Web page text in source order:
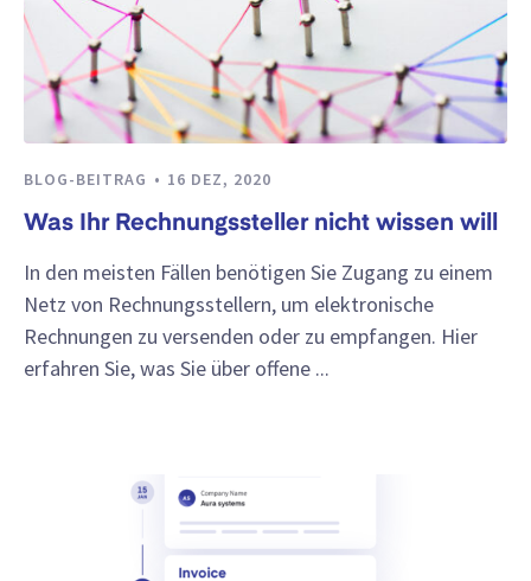
BLOG-BEITRAG 16 DEZ, 2020
Was Ihr Rechnungssteller nicht wissen will
In den meisten Fällen benötigen Sie Zugang zu einem
Netz von Rechnungsstellern, um elektronische
Rechnungen zu versenden oder zu empfangen. Hier
erfahren Sie, was Sie über offene ...